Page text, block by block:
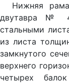
Нижняя
двутавра №
стальными
из листа
замкнутого
верхнего
четырех